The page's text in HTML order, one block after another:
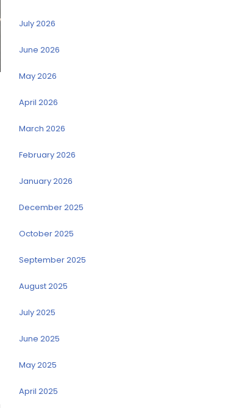
July 2026
June 2026
May 2026
April 2026
March 2026
February 2026
January 2026
December 2025
October 2025
September 2025
August 2025
July 2025
June 2025
May 2025
April 2025